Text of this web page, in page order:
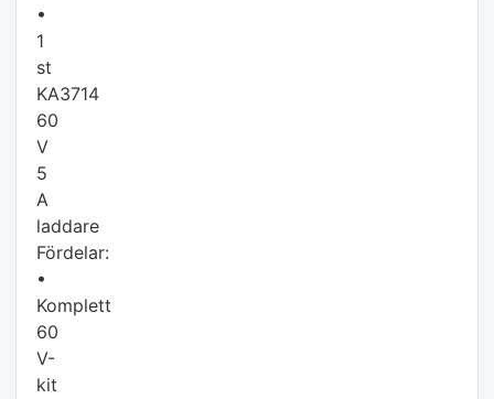
•
1
st
KA3714
60
V
5
A
laddare
Fördelar:
•
Komplett
60
V-
kit